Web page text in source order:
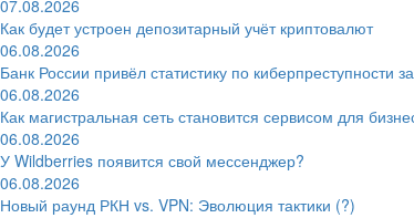
07.08.2026
Как будет устроен депозитарный учёт криптовалют
06.08.2026
Банк России привёл статистику по киберпреступности
06.08.2026
Как магистральная сеть становится сервисом для
06.08.2026
У Wildberries появится свой мессенджер?
06.08.2026
Новый раунд РКН vs. VPN: Эволюция тактики (?)